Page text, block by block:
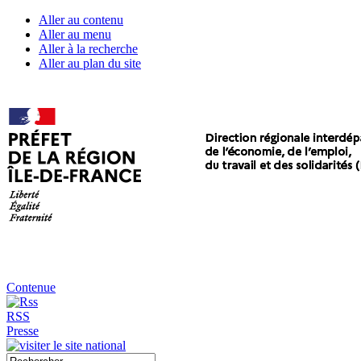
Aller au contenu
Aller au menu
Aller à la recherche
Aller au plan du site
Contenue
RSS
Presse